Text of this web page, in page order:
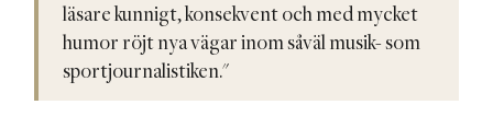
läsare kunnigt, konsekvent och med mycket
humor röjt nya vägar inom såväl musik- som
sportjournalistiken."